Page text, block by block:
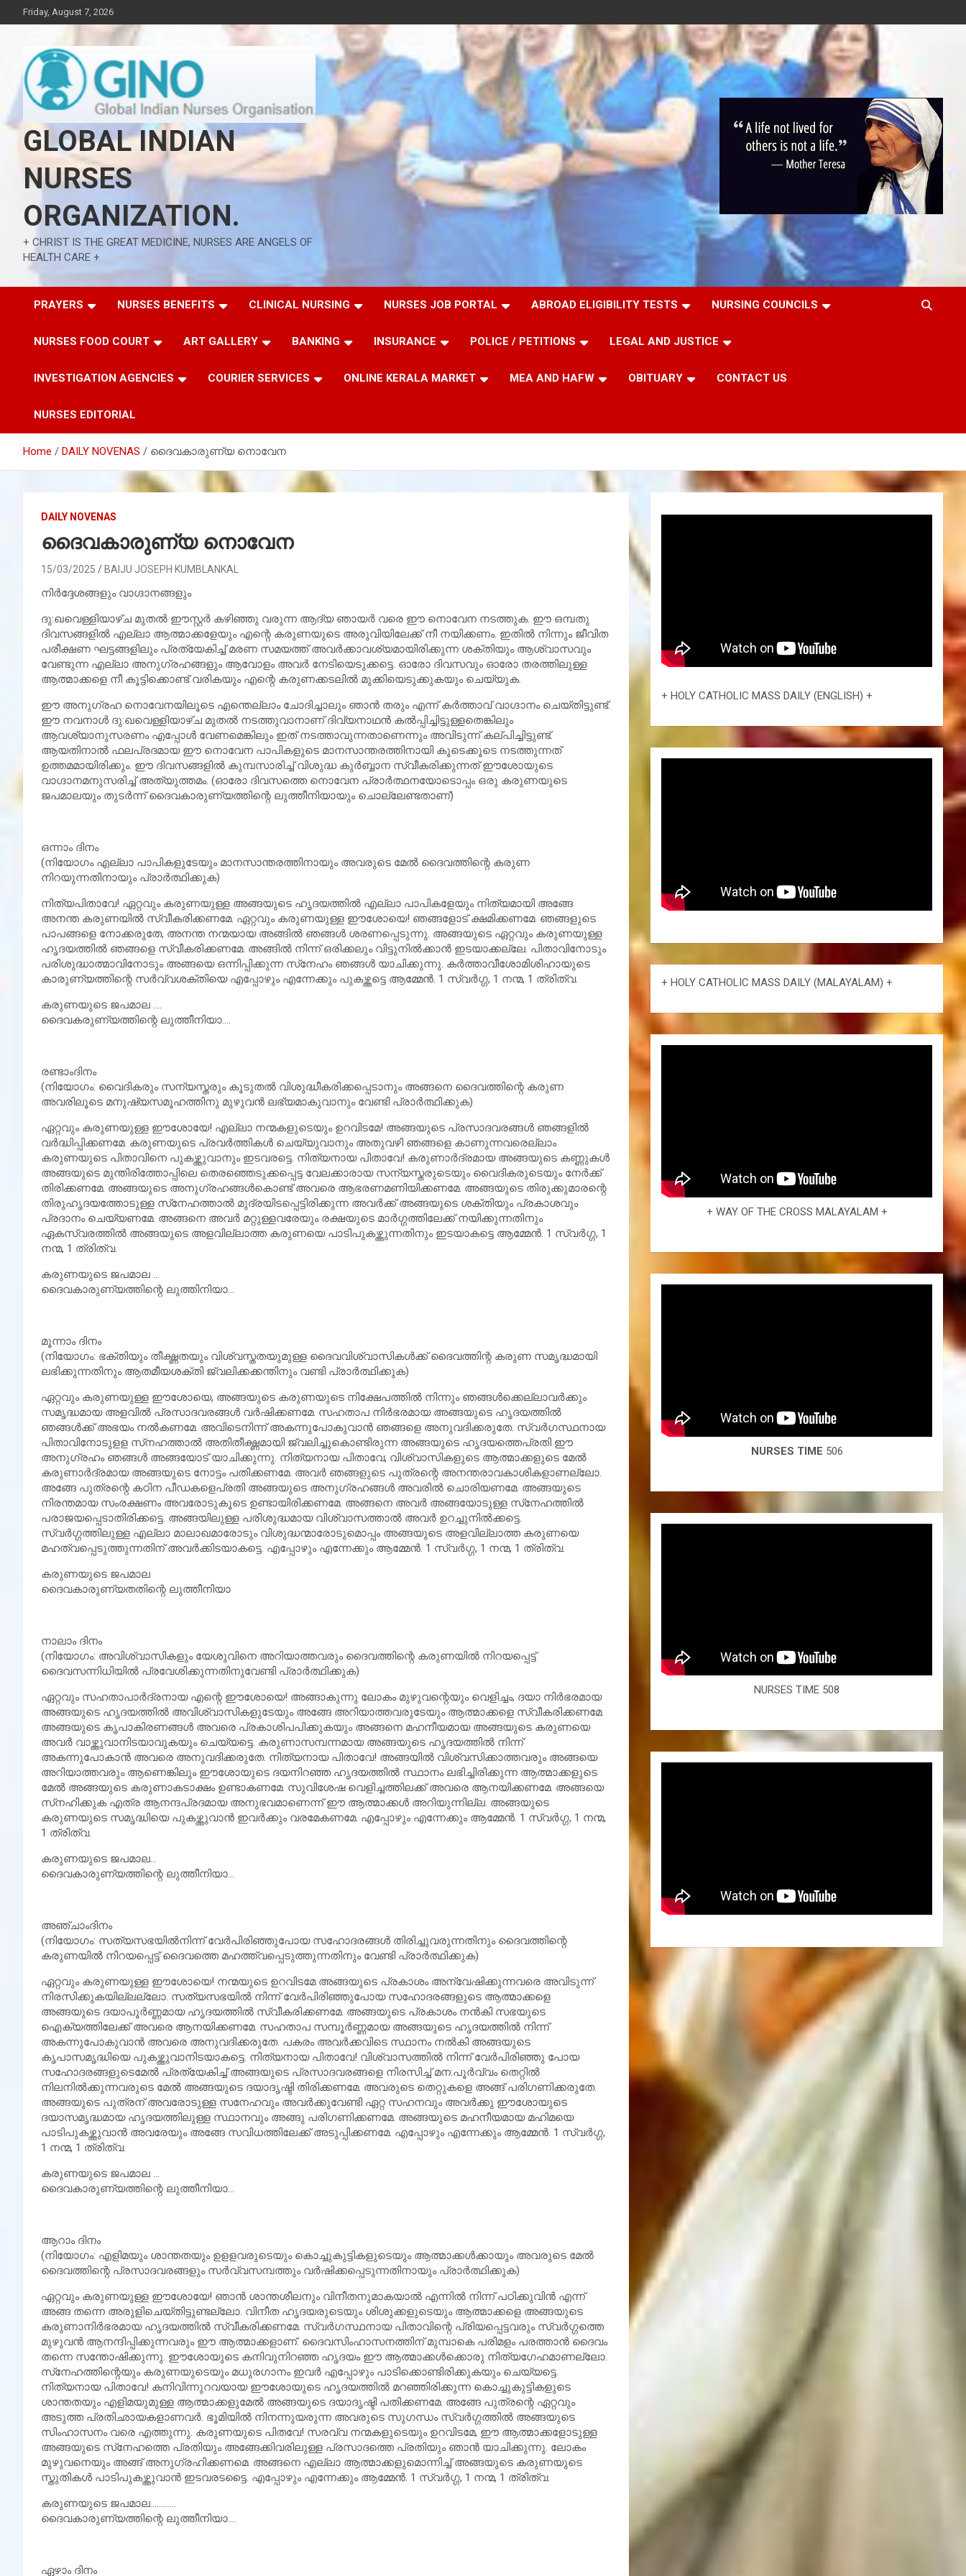
to
Friday, August 7, 2026
GLOBAL INDIAN
NURSES
ORGANIZATION.
+ CHRIST IS THE GREAT MEDICINE, NURSES ARE ANGELS OF
HEALTH CARE +
PRAYERS NURSES BENEFITS CLINICAL NURSING NURSES JOB PORTAL ABROAD ELIGIBILITY TESTS NURSING COUNCILS
NURSES FOOD COURT ART GALLERY BANKING INSURANCE POLICE / PETITIONS LEGAL AND JUSTICE
INVESTIGATION AGENCIES COURIER SERVICES ONLINE KERALA MARKET MEA AND HAFW OBITUARY CONTACT US
NURSES EDITORIAL
Home DAILY NOVENAS ദൈവകാരുണ്യ നൊവേന
DAILY NOVENAS
ദൈവകാരുണ്യ നൊവേന
15/03/2025 BAIJU JOSEPH KUMBLANKAL
നിര്‍ദ്ദേശങ്ങളും വാഗ്ദാനങ്ങളും
ദു:ഖവെള്ളിയാഴ്ച മുതല്‍ ഈസ്റ്റര്‍ കഴിഞ്ഞു വരുന്ന ആദ്യ ഞായര്‍ വരെ ഈ നൊവേന നടത്തുക. ഈ ഒമ്പതു
ദിവസങ്ങളില്‍ എല്ലാ ആത്മാക്കളേയും എന്റെ കരുണയുടെ അരുവിയിലേക്ക് നീ നയിക്കണം. ഇതില്‍ നിന്നും ജീവിത
പരീക്ഷണ ഘട്ടങ്ങളിലും പ്രത്യേകിച്ച് മരണ സമയത്ത് അവര്‍ക്കാവശ്യമായിരിക്കുന്ന ശക്തിയും ആശ്വാസവും
വേണ്ടുന്ന എല്ലാ അനുഗ്രഹങ്ങളും ആവോളം അവര്‍ നേടിയെടുക്കട്ടെ. ഓരോ ദിവസവും ഓരോ തരത്തിലുള്ള
ആത്മാക്കളെ നീ കൂട്ടിക്കൊണ്ട് വരികയും എന്റെ കരുണക്കടലില്‍ മുക്കിയെടുക്കുകയും ചെയ്യുക.
ഈ അനുഗ്രഹ നൊവേനയിലൂടെ എന്തെല്ലാം ചോദിച്ചാലും ഞാന്‍ തരും എന്ന് കര്‍ത്താവ് വാഗ്ദാനം ചെയ്തിട്ടുണ്ട്.
ഈ നവനാള്‍ ദു:ഖവെള്ളിയാഴ്ച മുതല്‍ നടത്തുവാനാണ് ദിവ്യനാഥന്‍ കല്‍പ്പിച്ചിട്ടുള്ളതെങ്കിലും
ആവശ്യാനുസരണം എപ്പോള്‍ വേണമെങ്കിലും ഇത് നടത്താവുന്നതാണെന്നും അവിടുന്ന് കല്പിച്ചിട്ടുണ്ട്.
ആയതിനാല്‍ ഫലപ്രദമായ ഈ നൊവേന പാപികളുടെ മാനസാന്തരത്തിനായി കൂടെക്കൂടെ നടത്തുന്നത്
ഉത്തമമായിരിക്കും. ഈ ദിവസങ്ങളില്‍ കുമ്പസാരിച്ച് വിശുദ്ധ കുര്‍ബ്ബാന സ്വീകരിക്കുന്നത് ഈശോയുടെ
വാഗ്ദാനമനുസരിച്ച് അത്യുത്തമം. (ഓരോ ദിവസത്തെ നൊവേന പ്രാര്‍ത്ഥനയോടൊപ്പം ഒരു കരുണയുടെ
ജപമാലയും തുടര്‍ന്ന് ദൈവകാരുണ്യത്തിന്റെ ലുത്തീനിയായും ചൊല്ലേണ്ടതാണ്)
ഒന്നാം ദിനം
(നിയോഗം എല്ലാ പാപികളുടേയും മാനസാന്തരത്തിനായും അവരുടെ മേല്‍ ദൈവത്തിന്റെ കരുണ
നിറയുന്നതിനായും പ്രാര്‍ത്ഥിക്കുക)
നിത്യപിതാവേ! ഏറ്റവും കരുണയുള്ള അങ്ങയുടെ ഹൃദയത്തില്‍ എല്ലാ പാപികളേയും നിത്യമായി അങ്ങേ
അനന്ത കരുണയില്‍ സ്വീകരിക്കണമേ. ഏറ്റവും കരുണയുള്ള ഈശോയെ! ഞങ്ങളോട് ക്ഷമിക്കണമേ. ഞങ്ങളുടെ
പാപങ്ങളെ നോക്കരുതേ, അനന്ത നന്മയായ അങ്ങില്‍ ഞങ്ങള്‍ ശരണപ്പെടുന്നു. അങ്ങയുടെ ഏറ്റവും കരുണയുള്ള
ഹൃദയത്തില്‍ ഞങ്ങളെ സ്വീകരിക്കണമേ. അങ്ങില്‍ നിന്ന് ഒരിക്കലും വിട്ടുനില്‍ക്കാന്‍ ഇടയാക്കല്ലേ. പിതാവിനോടും
പരിശുദ്ധാത്മാവിനോടും അങ്ങയെ ഒന്നിപ്പിക്കുന്ന സ്‌നേഹം ഞങ്ങള്‍ യാചിക്കുന്നു. കര്‍ത്താവീശോമിശിഹായുടെ
കാരുണ്യത്തിന്റെ സര്‍വ്വശക്തിയെ എപ്പോഴും എന്നേക്കും പുകഴ്ത്തട്ടെ ആമ്മേന്‍. 1 സ്വര്‍ഗ്ഗ, 1 നന്മ, 1 ത്രിത്വ.
കരുണയുടെ ജപമാല ….
ദൈവകരുണ്യത്തിന്റെ ലുത്തീനിയാ….
രണ്ടാംദിനം
(നിയോഗം: വൈദികരും സന്യസ്തരും കൂടുതല്‍ വിശുദ്ധീകരിക്കപ്പെടാനും അങ്ങനെ ദൈവത്തിന്റെ കരുണ
അവരിലൂടെ മനുഷ്യസമൂഹത്തിനു മുഴുവന്‍ ലഭ്യമാകുവാനും വേണ്ടി പ്രാര്‍ത്ഥിക്കുക)
ഏറ്റവും കരുണയുള്ള ഈശോയേ! എല്ലാ നന്മകളുടെയും ഉറവിടമേ! അങ്ങയുടെ പ്രസാദവരങ്ങള്‍ ഞങ്ങളില്‍
വര്‍ദ്ധിപ്പിക്കണമേ. കരുണയുടെ പ്രവര്‍ത്തികള്‍ ചെയ്യുവാനും അതുവഴി ഞങ്ങളെ കാണുന്നവരെല്ലാം
കരുണയുടെ പിതാവിനെ പുകഴ്ത്തുവാനും ഇടവരട്ടെ. നിത്യനായ പിതാവേ! കരുണാര്‍ദ്രമായ അങ്ങയുടെ കണ്ണുകള്‍
അങ്ങയുടെ മുന്തിരിത്തോപ്പിലെ തെരഞ്ഞെടുക്കപ്പെട്ട വേലക്കാരായ സന്യസ്തരുടെയും വൈദികരുടെയും നേര്‍ക്ക്
തിരിക്കണമേ. അങ്ങയുടെ അനുഗ്രഹങ്ങള്‍കൊണ്ട് അവരെ ആഭരണമണിയിക്കണമേ. അങ്ങയുടെ തിരുക്കുമാരന്റെ
തിരുഹൃദയത്തോടുള്ള സ്‌നേഹത്താല്‍ മുദ്രയിടപ്പെട്ടിരിക്കുന്ന അവര്‍ക്ക് അങ്ങയുടെ ശക്തിയും പ്രകാശവും
പ്രദാനം ചെയ്യണമേ. അങ്ങനെ അവര്‍ മറ്റുള്ളവരേയും രക്ഷയുടെ മാര്‍ഗ്ഗത്തിലേക്ക് നയിക്കുന്നതിനും
ഏകസ്വരത്തില്‍ അങ്ങയുടെ അളവില്ലാത്ത കരുണയെ പാടിപുകഴ്ത്തുന്നതിനും ഇടയാകട്ടെ ആമ്മേന്‍. 1 സ്വര്‍ഗ്ഗ, 1
നന്മ, 1 ത്രിത്വ.
കരുണയുടെ ജപമാല …
ദൈവകാരുണ്യത്തിന്റെ ലുത്തിനിയാ…
മൂന്നാം ദിനം
(നിയോഗം: ഭക്തിയും തീക്ഷ്ണതയും വിശ്വസ്തതയുമുള്ള ദൈവവിശ്വാസികള്‍ക്ക് ദൈവത്തിന്റ കരുണ സമൃദ്ധമായി
ലഭിക്കുന്നതിനും ആതമീയശക്തി ജ്വലിക്കക്കന്തിനും വണ്ടി പ്രാര്‍ത്ഥിക്കുക)
ഏറ്റവും കരുണയുള്ള ഈശോയെ, അങ്ങയുടെ കരുണയുടെ നിക്ഷേപത്തില്‍ നിന്നും ഞങ്ങള്‍ക്കെല്ലാവര്‍ക്കും
സമൃദ്ധമായ അളവില്‍ പ്രസാദവരങ്ങള്‍ വര്‍ഷിക്കണമേ. സഹതാപ നിര്‍ഭരമായ അങ്ങയുടെ ഹൃദയത്തില്‍
ഞങ്ങള്‍ക്ക് അഭയം നല്‍കണമേ. അവിടെനിന്ന് അകന്നുപോകുവാന്‍ ഞങ്ങളെ അനുവദിക്കരുതേ. സ്വര്‍ഗസ്ഥനായ
പിതാവിനോടുളള സ്‌നഹത്താല്‍ അതിതീക്ഷ്ണമായി ജ്വലിച്ചുകൊണ്ടിരുന്ന അങ്ങയുടെ ഹൃദയത്തെപ്രതി ഈ
അനുഗ്രഹം ഞങ്ങള്‍ അങ്ങയോട് യാചിക്കുന്നു. നിത്യനായ പിതാവേ, വിശ്വാസികളുടെ ആത്മാക്കളുടെ മേല്‍
കരുണാര്‍ദ്രമായ അങ്ങയുടെ നോട്ടം പതിക്കണമേ. അവര്‍ ഞങ്ങളുടെ പുത്രന്റെ അനന്തരാവകാശികളാണല്ലോ.
അങ്ങേ പുത്രന്റെ കഠിന പീഡകളെപ്രതി അങ്ങയുടെ അനുഗ്രഹങ്ങള്‍ അവരില്‍ ചൊരിയണമേ. അങ്ങയുടെ
നിരന്തമായ സംരക്ഷണം അവരോടുകൂടെ ഉണ്ടായിരിക്കണമേ. അങ്ങനെ അവര്‍ അങ്ങയോടുള്ള സ്‌നേഹത്തില്‍
പരാജയപ്പെടാതിരിക്കട്ടെ. അങ്ങയിലുള്ള പരിശുദ്ധമായ വിശ്വാസത്താല്‍ അവര്‍ ഉറച്ചുനില്‍ക്കട്ടെ.
സ്വര്‍ഗ്ഗത്തിലുള്ള എല്ലാ മാലാഖമാരോടും വിശുദ്ധന്മാരോടുമൊപ്പം അങ്ങയുടെ അളവില്ലാത്ത കരുണയെ
മഹത്വപ്പെടുത്തുന്നതിന് അവര്‍ക്കിടയാകട്ടെ. എപ്പോഴും എന്നേക്കും ആമ്മേന്‍. 1 സ്വര്‍ഗ്ഗ, 1 നന്മ, 1 ത്രിത്വ.
കരുണയുടെ ജപമാല
ദൈവകാരുണ്യതതിന്റെ ലുത്തീനിയാ
നാലാം ദിനം
(നിയോഗം: അവിശ്വാസികളും യേശുവിനെ അറിയാത്തവരും ദൈവത്തിന്റെ കരുണയില്‍ നിറയപ്പെട്ട്
ദൈവസന്നിധിയില്‍ പ്രവേശിക്കുന്നതിനുവേണ്ടി പ്രാര്‍ത്ഥിക്കുക)
ഏറ്റവും സഹതാപാര്‍ദ്രനായ എന്റെ ഈശോയെ! അങ്ങാകുന്നു ലോകം മുഴുവന്റെയും വെളിച്ചം, ദയാ നിര്‍ഭരമായ
അങ്ങയുടെ ഹൃദയത്തില്‍ അവിശ്വാസികളുടേയും അങ്ങേ അറിയാത്തവരുടേയും ആത്മാക്കളെ സ്വീകരിക്കണമേ.
അങ്ങയുടെ കൃപാകിരണങ്ങള്‍ അവരെ പ്രകാശിപപിക്കുകയും അങ്ങനെ മഹനീയമായ അങ്ങയുടെ കരുണയെ
അവര്‍ വാഴ്ത്തുവാനിടയാവുകയും ചെയ്യട്ടെ. കരുണാസമ്പന്നമായ അങ്ങയുടെ ഹൃദയത്തില്‍ നിന്ന്
അകന്നുപോകാന്‍ അവരെ അനുവദിക്കരുതേ. നിത്യനായ പിതാവേ! അങ്ങയില്‍ വിശ്വസിക്കാത്തവരും അങ്ങയെ
അറിയാത്തവരും ആണെങ്കിലും ഈശോയുടെ ദയനിറഞ്ഞ ഹൃദയത്തില്‍ സ്ഥാനം ലഭിച്ചിരിക്കുന്ന ആത്മാക്കളുടെ
മേല്‍ അങ്ങയുടെ കരുണാകടാക്ഷം ഉണ്ടാകണമേ. സുവിശേഷ വെളിച്ചത്തിലക്ക് അവരെ ആനയിക്കണമേ. അങ്ങയെ
സ്‌നഹിക്കുക എത്ര ആനന്ദപ്രദമായ അനുഭവമാണെന്ന് ഈ ആത്മാക്കള്‍ അറിയുന്നില്ല. അങ്ങയുടെ
കരുണയുടെ സമൃദ്ധിയെ പുകഴ്ത്തുവാന്‍ ഇവര്‍ക്കും വരമേകണമേ. എപ്പോഴും എന്നേക്കും ആമ്മേന്‍. 1 സ്വര്‍ഗ്ഗ, 1 നന്മ,
1 ത്രിത്വ.
കരുണയുടെ ജപമാല…
ദൈവകാരുണ്യത്തിന്റെ ലുത്തീനിയാ…
അഞ്ചാംദിനം
(നിയോഗം: സത്യസഭയില്‍നിന്ന് വേര്‍പിരിഞ്ഞുപോയ സഹോദരങ്ങള്‍ തിരിച്ചുവരുന്നതിനും ദൈവത്തിന്റെ
കരുണയില്‍ നിറയപ്പെട്ട് ദൈവത്തെ മഹത്ത്വപ്പെടുത്തുന്നതിനും വേണ്ടി പ്രാര്‍ത്ഥിക്കുക)
ഏറ്റവും കരുണയുള്ള ഈശോയെ! നന്മയുടെ ഉറവിടമേ അങ്ങയുടെ പ്രകാശം അന്വേഷിക്കുന്നവരെ അവിടുന്ന്
നിരസിക്കുകയില്ലല്ലോ. സത്യസഭയില്‍ നിന്ന് വേര്‍പിരിഞ്ഞുപോയ സഹോദരങ്ങളുടെ ആത്മാക്കളെ
അങ്ങയുടെ ദയാപൂര്‍ണ്ണമായ ഹൃദയത്തില്‍ സ്വീകരിക്കണമേ. അങ്ങയുടെ പ്രകാശം നന്‍കി സഭയുടെ
ഐക്യത്തിലേക്ക് അവരെ ആനയിക്കണമേ. സഹതാപ സമ്പൂര്‍ണ്ണമായ അങ്ങയുടെ ഹൃദയത്തില്‍ നിന്ന്
അകന്നുപോകുവാന്‍ അവരെ അനുവദിക്കരുതേ. പകരം അവര്‍ക്കവിടെ സ്ഥാനം നല്‍കി അങ്ങയുടെ
കൃപാസമൃദ്ധിയെ പുകഴ്ത്തുവാനിടയാകട്ടെ. നിത്യനായ പിതാവേ! വിശ്വാസത്തില്‍ നിന്ന് വേര്‍പിരിഞ്ഞു പോയ
സഹോദരങ്ങളുടെമേല്‍ പ്രത്യേകിച്ച് അങ്ങയുടെ പ്രസാദവരങ്ങളെ നിരസിച്ച് മന:പൂര്‍വ്വം തെറ്റില്‍
നിലനില്‍ക്കുന്നവരുടെ മേല്‍ അങ്ങയുടെ ദയാദൃഷ്ടി തിരിക്കണമേ. അവരുടെ തെറ്റുകളെ അങ്ങ് പരിഗണിക്കരുതേ.
അങ്ങയുടെ പുത്രന് അവരോടുള്ള സനേഹവും അവര്‍ക്കുവേണ്ടി ഏറ്റ സഹനവും അവര്‍ക്കു ഈശോയുടെ
ദയാസമൃദ്ധമായ ഹൃദയത്തിലുള്ള സ്ഥാനവും അങ്ങു പരിഗണിക്കണമേ. അങ്ങയുടെ മഹനീയമായ മഹിമയെ
പാടിപുകഴ്ത്തുവാന്‍ അവരേയും അങ്ങേ സവിധത്തിലേക്ക് അടുപ്പിക്കണമേ. എപ്പോഴും എന്നേക്കും ആമ്മേന്‍. 1 സ്വര്‍ഗ്ഗ,
1 നന്മ, 1 ത്രിത്വ.
കരുണയുടെ ജപമാല …
ദൈവകാരുണ്യത്തിന്റെ ലുത്തീനിയാ…
ആറാം ദിനം
(നിയോഗം: എളിമയും ശാന്തതയും ഉളളവരുടെയും കൊച്ചുകുട്ടികളുടെയും ആത്മാക്കള്‍ക്കായും അവരുടെ മേല്‍
ദൈവത്തിന്റെ പ്രസാദവരങ്ങളും സര്‍വ്വസമ്പത്തും വര്‍ഷിക്കപ്പെടുന്നതിനായും പ്രാര്‍ത്ഥിക്കുക)
ഏറ്റവും കരുണയുള്ള ഈശോയേ! ഞാന്‍ ശാന്തശീലനും വിനീതനുമാകയാല്‍ എന്നില്‍ നിന്ന് പഠിക്കുവിന്‍ എന്ന്
അങ്ങ തന്നെ അരുളിചെയ്തിട്ടുണ്ടല്ലോ. വിനീത ഹൃദയരുടെയും ശിശുക്കളുടെയും ആത്മാക്കളെ അങ്ങയുടെ
കരുണാനിര്‍ഭരമായ ഹൃദയത്തില്‍ സ്വീകരിക്കണമേ. സ്വര്‍ഗസ്ഥനായ പിതാവിന്റെ പ്രിയപ്പെട്ടവരും സ്വര്‍ഗ്ഗത്തെ
മുഴുവന്‍ ആനന്ദിപ്പിക്കുന്നവരും ഈ ആത്മാക്കളാണ്. ദൈവസിംഹാസനത്തിന് മുമ്പാകെ പരിമളം പരത്താന്‍ ദൈവം
തന്നെ സന്തോഷിക്കുന്നു. ഈശോയുടെ കനിവുനിറഞ്ഞ ഹൃദയം ഈ ആത്മാക്കള്‍ക്കൊരു നിത്യഗേഹമാണല്ലോ.
സ്‌നേഹത്തിന്റെയും കരുണയുടെയും മധുരഗാനം ഇവര്‍ എപ്പോഴും പാടിക്കൊണ്ടിരിക്കുകയും ചെയ്യട്ടെ.
നിത്യനായ പിതാവേ! കനിവിന്നുറവയായ ഈശോയുടെ ഹൃദയത്തില്‍ മറഞ്ഞിരിക്കുന്ന കൊച്ചുകുട്ടികളുടെ
ശാന്തതയും എളിമയുമുള്ള ആത്മാക്കളുമേല്‍ അങ്ങയുടെ ദയാദൃഷ്ടി പതിക്കണമേ. അങ്ങേ പുത്രന്റെ ഏറ്റവും
അടുത്ത പ്രതിഛായകളാണവര്‍. ഭൂമിയില്‍ നിനന്നുയരുന്ന അവരുടെ സുഗന്ധം സ്വര്‍ഗ്ഗത്തില്‍ അങ്ങയുടെ
സിംഹാസനം വരെ എത്തുന്നു. കരുണയുടെ പിതവേ! സരവ്വ നന്മകളുടെയും ഉറവിടമേ, ഈ ആത്മാക്കളോടുള്ള
അങ്ങയുടെ സ്‌നേഹത്തെ പ്രതിയും അങ്ങേക്കിവരിലുള്ള പ്രസാദത്തെ പ്രതിയും ഞാന്‍ യാചിക്കുന്നു. ലോകം
മുഴുവനെയും അങ്ങ് അനുഗ്രഹിക്കണമെ. അങ്ങനെ എല്ലാ ആത്മാക്കളുമൊന്നിച്ച് അങ്ങയുടെ കരുണയുടെ
സ്തുതികള്‍ പാടിപുകഴ്ത്തുവാന്‍ ഇടവരടട്ടൈ. എപ്പോഴും എന്നേക്കും ആമ്മേന്‍. 1 സ്വര്‍ഗ്ഗ, 1 നന്മ, 1 ത്രിത്വ.
കരുണയുടെ ജപമാല…………
ദൈവകാരുണ്യത്തിന്റെ ലുത്തീനിയാ….
ഏഴാം ദിനം
+ HOLY CATHOLIC MASS DAILY (ENGLISH) +
+ HOLY CATHOLIC MASS DAILY (MALAYALAM) +
+ WAY OF THE CROSS MALAYALAM +
NURSES TIME 506
NURSES TIME 508